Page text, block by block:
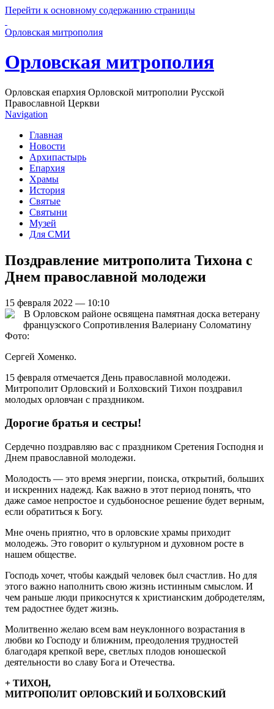
Перейти к основному содержанию страницы
Орловская митрополия
Орловская митрополия
Орловская епархия Орловской митрополии Русской
Православной Церкви
Navigation
Главная
Новости
Архипастырь
Епархия
Храмы
История
Святые
Святыни
Музей
Для СМИ
Поздравление митрополита Тихона с
Днем православной молодежи
15 февраля 2022 — 10:10
Фото:
Сергей Хоменко.
15 февраля отмечается День православной молодежи.
Митрополит Орловский и Болховский Тихон поздравил
молодых орловчан с праздником.
Дорогие братья и сестры!
Сердечно поздравляю вас с праздником Сретения Господня и
Днем православной молодежи.
Молодость — это время энергии, поиска, открытий, больших
и искренних надежд. Как важно в этот период понять, что
даже самое непростое и судьбоносное решение будет верным,
если обратиться к Богу.
Мне очень приятно, что в орловские храмы приходит
молодежь. Это говорит о культурном и духовном росте в
нашем обществе.
Господь хочет, чтобы каждый человек был счастлив. Но для
этого важно наполнить свою жизнь истинным смыслом. И
чем раньше люди прикоснутся к христианским добродетелям,
тем радостнее будет жизнь.
Молитвенно желаю всем вам неуклонного возрастания в
любви ко Господу и ближним, преодоления трудностей
благодаря крепкой вере, светлых плодов юношеской
деятельности во славу Бога и Отечества.
+ ТИХОН,
МИТРОПОЛИТ ОРЛОВСКИЙ И БОЛХОВСКИЙ